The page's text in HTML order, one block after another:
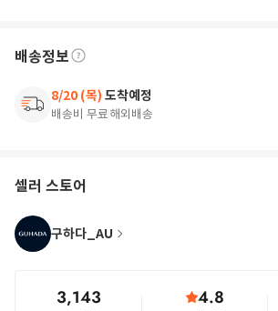
배송정보
8/20 (목) 도착예정
배송비 무료해외배송
셀러 스토어
구하다_AU
3,143 4.8